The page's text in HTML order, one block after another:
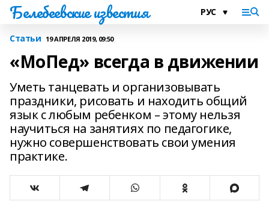
Белебеевские известия
Статьи 19 АПРЕЛЯ 2019, 09:50
«МоПед» всегда в движении
Уметь танцевать и организовывать
праздники, рисовать и находить общий
язык с любым ребенком – этому нельзя
научиться на занятиях по педагогике,
нужно совершенствовать свои умения
практике.